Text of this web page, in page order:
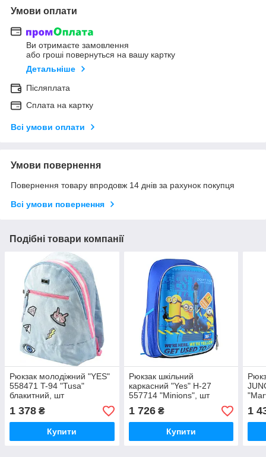
Умови оплати
Ви отримаєте замовлення
або гроші повернуться на вашу картку
Детальніше
Післяплата
Сплата на картку
Всі умови оплати
Умови повернення
Повернення товару впродовж 14 днів за рахунок покупця
Всі умови повернення
Подібні товари компанії
Рюкзак молодіжний "YES"
558471 T-94 "Tusa"
блакитний, шт
1 378 ₴
Купити
Рюкзак шкільний
каркасний "Yes" H-27
557714 "Minions", шт
1 726₴
Купити
1